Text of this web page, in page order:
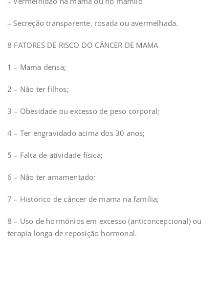
– Secreção transparente, rosada ou avermelhada.
8 FATORES DE RISCO DO CÂNCER DE MAMA
1 – Mama densa;
2 – Não ter filhos;
3 – Obesidade ou excesso de peso corporal;
4 – Ter engravidado acima dos 30 anos;
5 – Falta de atividade física;
6 – Não ter amamentado;
7 – Histórico de câncer de mama na família;
8 – Uso de hormônios em excesso (anticoncepcional) ou
terapia longa de reposição hormonal.